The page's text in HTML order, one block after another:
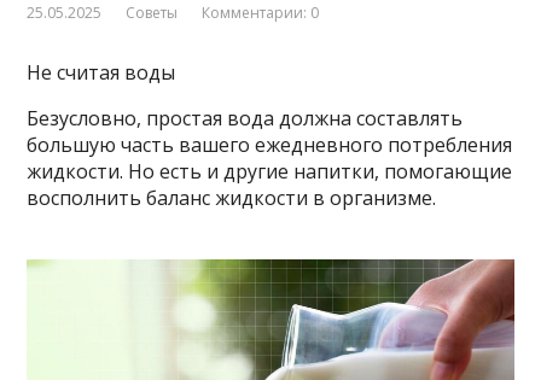
25.05.2025 Советы Комментарии: 0
Не считая воды
Безусловно, простая вода должна составлять
большую часть вашего ежедневного потребления
жидкости. Но есть и другие напитки, помогающие
восполнить баланс жидкости в организме.